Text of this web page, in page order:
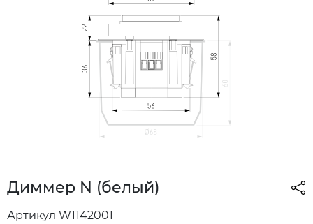
Диммер N (белый)
Артикул W1142001